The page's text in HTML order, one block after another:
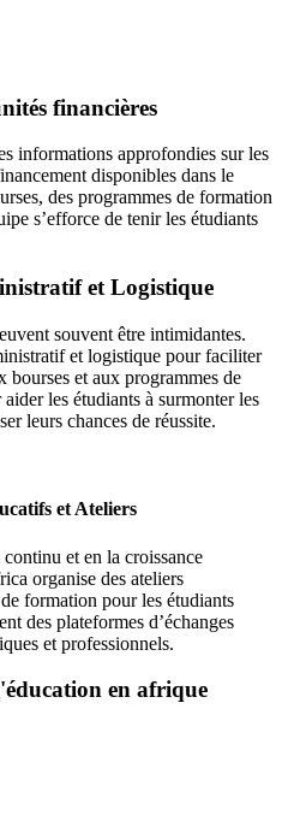
financières
informations approfondies sur les
disponibles dans le
des programmes de formation
s’efforce de tenir les étudiants
et Logistique
souvent être intimidantes.
et logistique pour faciliter
bourses et aux programmes de
les étudiants à surmonter les
leurs chances de réussite.
et Ateliers
et en la croissance
organise des ateliers
formation pour les étudiants
des plateformes d’échanges
et professionnels.
en afrique